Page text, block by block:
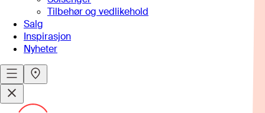
Tilbehør og vedlikehold
Salg
Inspirasjon
Nyheter